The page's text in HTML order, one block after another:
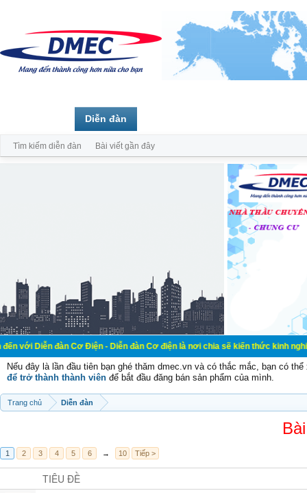
đàn Cơ Điện - Diễn đàn Cơ điện là nơi chia sẽ kiến thức kinh nghiệm
Nếu đây là lần đầu tiên bạn ghé thăm dmec.vn và có thắc mắc, bạn có
để trở thành thành viên để bắt đầu đăng bán sản phẩm của mình.
Trang chủ Diễn đàn
1 2 3 4 5 6 → 10 Tiếp >
TIÊU ĐỀ
Diễn đàn
Tìm kiếm diễn đàn Bài viết gần đây